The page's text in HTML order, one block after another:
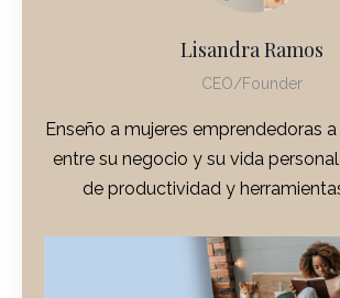
Lisandra Ramos
CEO/Founder
Enseño a mujeres emprendedoras
entre su negocio y su vida
de productividad y